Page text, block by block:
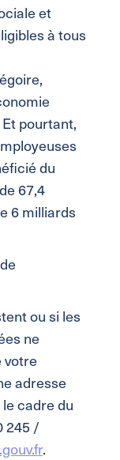
et
à tous
pourtant,
du
67,4
6 milliards
ou si les
ne
votre
adresse
cadre du
245 /
.